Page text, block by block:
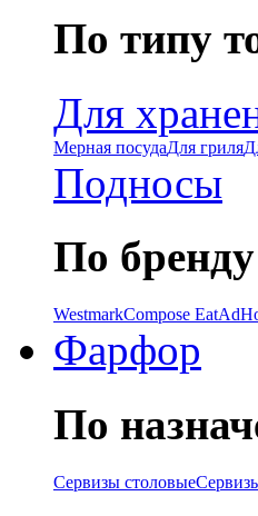
По типу
Для
Мерная посудаДля гриля
Подносы
По бренду
WestmarkCompose Eat
Фарфор
По
Сервизы столовые